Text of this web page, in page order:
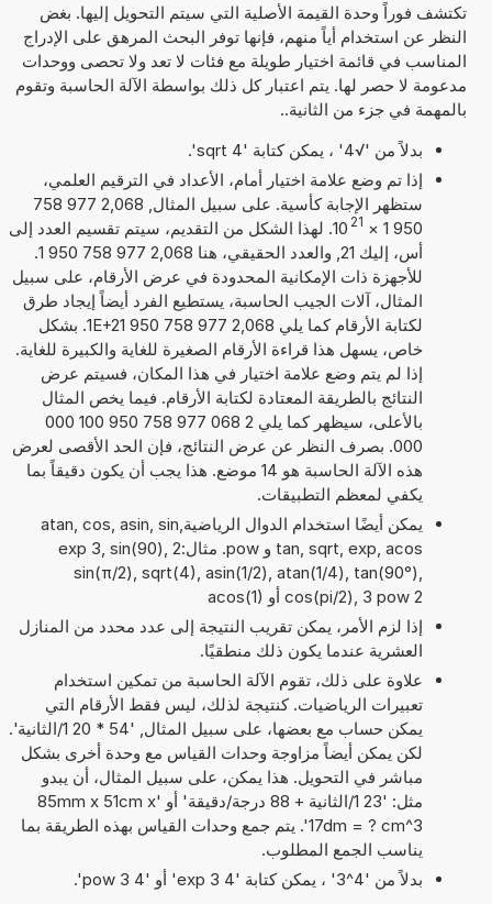
تكتشف فوراً وحدة القيمة الأصلية التي سيتم التحويل إليها. بغض
النظر عن استخدام أياً منهم، فإنها توفر البحث المرهق على الإدراج
المناسب في قائمة اختيار طويلة مع فئات لا تعد ولا تحصى ووحدات
مدعومة لا حصر لها. يتم اعتبار كل ذلك بواسطة الآلة الحاسبة وتقوم
بالمهمة في جزء من الثانية..
بدلاً من '√4' ، يمكن كتابة 'sqrt 4'.
إذا تم وضع علامة اختيار أمام، الأعداد في الترقيم العلمي،
ستظهر الإجابة كأسية. على سبيل المثال, 2,068 977 758
950 1
×
10 21
. لهذا الشكل من التقديم، سيتم تقسيم العدد إلى
أس، إليك 21, والعدد الحقيقي، هنا 2,068 977 758 950 1.
للأجهزة ذات الإمكانية المحدودة في عرض الأرقام، على سبيل
المثال، آلات الجيب الحاسبة، يستطيع الفرد أيضاً إيجاد طرق
لكتابة الأرقام كما يلي 2,068 977 758 950 1E+21. بشكل
خاص، يسهل هذا قراءة الأرقام الصغيرة للغاية والكبيرة للغاية.
إذا لم يتم وضع علامة اختيار في هذا المكان، فسيتم عرض
النتائج بالطريقة المعتادة لكتابة الأرقام. فيما يخص المثال
بالأعلى، سيظهر كما يلي 2 068 977 758 950 100 000
000. بصرف النظر عن عرض النتائج، فإن الحد الأقصى لعرض
هذه الآلة الحاسبة هو 14 موضع. هذا يجب أن يكون دقيقاً بما
يكفي لمعظم التطبيقات.
يمكن أيضًا استخدام الدوال الرياضيةatan, cos, asin, sin,
tan, sqrt, exp, acos و pow. مثال:2 exp 3, sin(90),
sin(π/2), sqrt(4), asin(1/2), atan(1/4), tan(90°),
cos(pi/2), 3 pow 2 أو acos(1)
إذا لزم الأمر، يمكن تقريب النتيجة إلى عدد محدد من المنازل
العشرية عندما يكون ذلك منطقيًا.
علاوة على ذلك، تقوم الآلة الحاسبة من تمكين استخدام
تعبيرات الرياضيات. كنتيجة لذلك، ليس فقط الأرقام التي
يمكن حساب مع بعضها، على سبيل المثال, '54 * 20 1/الثانية'.
لكن يمكن أيضاً مزاوجة وحدات القياس مع وحدة أخرى بشكل
مباشر في التحويل. هذا يمكن، على سبيل المثال، أن يبدو
مثل: '23 1/الثانية + 88 درجة/دقيقة' أو '85mm x 51cm x
17dm = ? cm^3'. يتم جمع وحدات القياس بهذه الطريقة بما
يناسب الجمع المطلوب.
بدلاً من '4^3' ، يمكن كتابة '4 exp 3' أو '4 pow 3'.